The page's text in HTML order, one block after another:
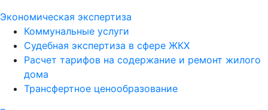
Экономическая экспертиза
Коммунальные услуги
Судебная экспертиза в сфере ЖКХ
Расчет тарифов на содержание и ремонт жилого
дома
Трансфертное ценообразование